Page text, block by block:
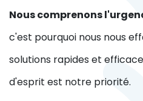
Nous comprenons
c'est pourquoi nous nous
solutions rapides et
d'esprit est notre priorité.